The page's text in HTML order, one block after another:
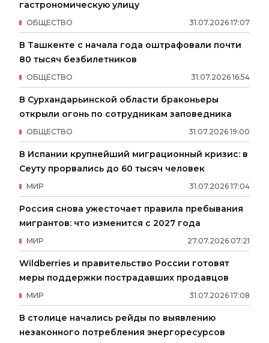
гастрономическую улицу
31.07.2026 17:07
ОБЩЕСТВО
В Ташкенте с начала года оштрафовали почти
80 тысяч безбилетников
31.07.2026 16:54
ОБЩЕСТВО
В Сурхандарьинской области браконьеры
открыли огонь по сотрудникам заповедника
31.07.2026 19:00
ОБЩЕСТВО
В Испании крупнейший миграционный кризис: в
Сеуту прорвались до 60 тысяч человек
31.07.2026 17:04
МИР
Россия снова ужесточает правила пребывания
мигрантов: что изменится с 2027 года
27.07.2026 07:21
МИР
Wildberries и правительство России готовят
меры поддержки пострадавших продавцов
31.07.2026 17:08
МИР
В столице начались рейды по выявлению
незаконного потребления энергоресурсов